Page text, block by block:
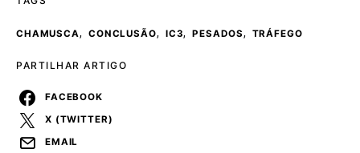
CHAMUSCA, CONCLUSÃO, IC3, PESADOS, TRÁFEGO
PARTILHAR ARTIGO
FACEBOOK
X (TWITTER)
EMAIL